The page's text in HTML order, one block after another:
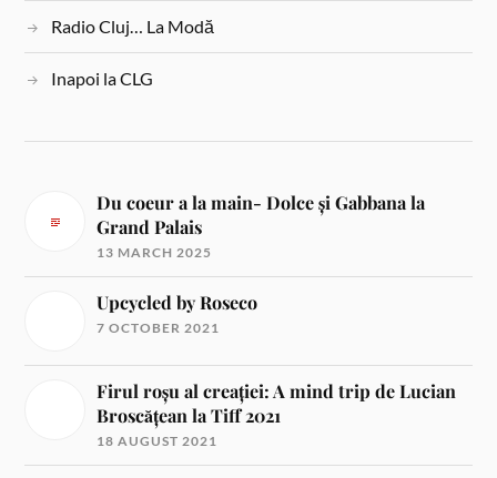
Radio Cluj… La Modă
Inapoi la CLG
Du coeur a la main- Dolce și Gabbana la
Grand Palais
13 MARCH 2025
Upcycled by Roseco
7 OCTOBER 2021
Firul roșu al creației: A mind trip de Lucian
Broscățean la Tiff 2021
18 AUGUST 2021